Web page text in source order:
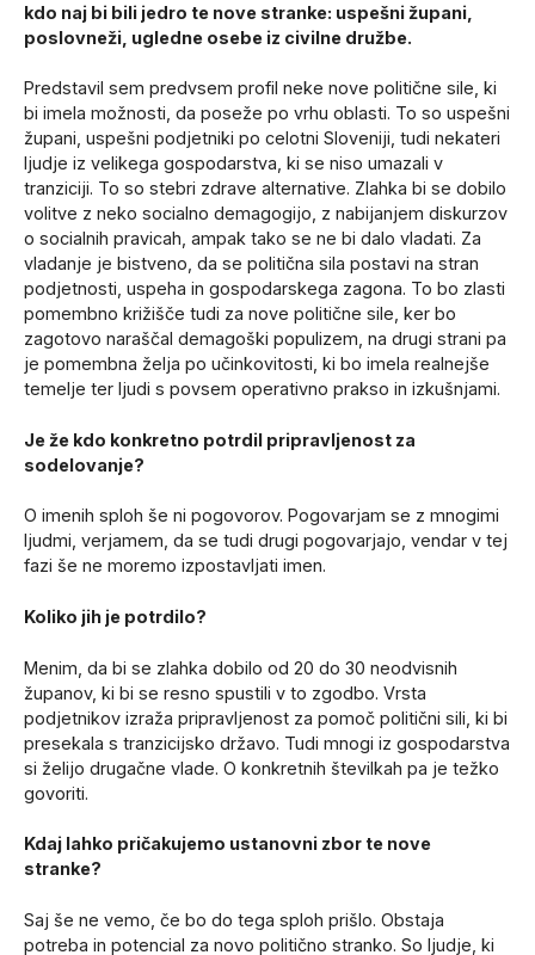
kdo naj bi bili jedro te nove stranke: uspešni župani,
poslovneži, ugledne osebe iz civilne družbe.
Predstavil sem predvsem profil neke nove politične sile, ki
bi imela možnosti, da poseže po vrhu oblasti. To so uspešni
župani, uspešni podjetniki po celotni Sloveniji, tudi nekateri
ljudje iz velikega gospodarstva, ki se niso umazali v
tranziciji. To so stebri zdrave alternative. Zlahka bi se dobilo
volitve z neko socialno demagogijo, z nabijanjem diskurzov
o socialnih pravicah, ampak tako se ne bi dalo vladati. Za
vladanje je bistveno, da se politična sila postavi na stran
podjetnosti, uspeha in gospodarskega zagona. To bo zlasti
pomembno križišče tudi za nove politične sile, ker bo
zagotovo naraščal demagoški populizem, na drugi strani pa
je pomembna želja po učinkovitosti, ki bo imela realnejše
temelje ter ljudi s povsem operativno prakso in izkušnjami.
Je že kdo konkretno potrdil pripravljenost za
sodelovanje?
O imenih sploh še ni pogovorov. Pogovarjam se z mnogimi
ljudmi, verjamem, da se tudi drugi pogovarjajo, vendar v tej
fazi še ne moremo izpostavljati imen.
Koliko jih je potrdilo?
Menim, da bi se zlahka dobilo od 20 do 30 neodvisnih
županov, ki bi se resno spustili v to zgodbo. Vrsta
podjetnikov izraža pripravljenost za pomoč politični sili, ki bi
presekala s tranzicijsko državo. Tudi mnogi iz gospodarstva
si želijo drugačne vlade. O konkretnih številkah pa je težko
govoriti.
Kdaj lahko pričakujemo ustanovni zbor te nove
stranke?
Saj še ne vemo, če bo do tega sploh prišlo. Obstaja
potreba in potencial za novo politično stranko. So ljudje, ki